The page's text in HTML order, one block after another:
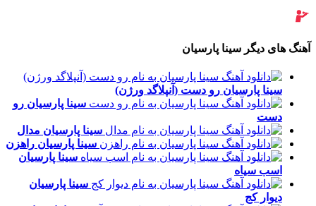
آهنگ های دیگر سینا پارسیان
سینا پارسیان رو دست (آنپلاگد ورژن)
سینا پارسیان رو
دست
سینا پارسیان مدال
سینا پارسیان راهزن
سینا پارسیان
اسب سیاه
سینا پارسیان
دیوار کج